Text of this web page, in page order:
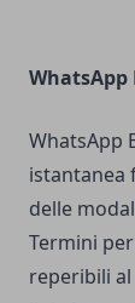
WhatsApp
WhatsApp
istantanea
delle
Termini
reperibili